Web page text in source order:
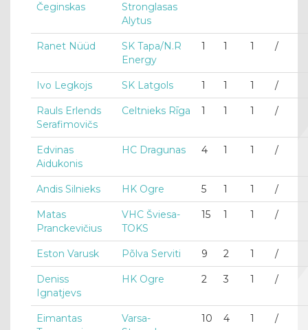
Čeginskas
Stronglasas
Alytus
Ranet Nüüd
SK Tapa/N.R
Energy
1 1 1 /
Ivo Legkojs SK Latgols 1 1 1 /
Rauls Erlends
Serafimovičs
Celtnieks Rīga 1 1 1 /
Edvinas
Aidukonis
HC Dragunas 4 1 1 /
Andis Silnieks HK Ogre 5 1 1 /
Matas
Pranckevičius
VHC Šviesa-
TOKS
15 1 1 /
Eston Varusk Põlva Serviti 9 2 1 /
Deniss
Ignatjevs
HK Ogre 2 3 1 /
Eimantas
Varsa-
10 4 1 /